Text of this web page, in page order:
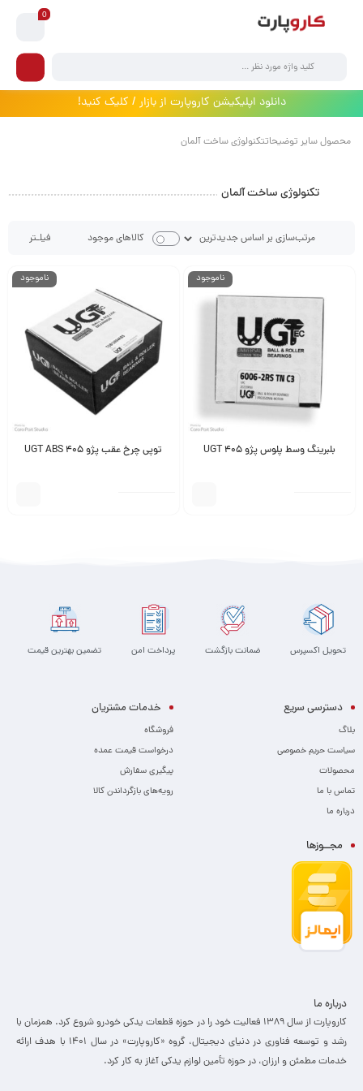
0
دانلود اپلیکیشن کاروپارت از بازار / کلیک کنید!
محصول سایر توضیحاتتکنولوژی ساخت آلمان
تکنولوژی ساخت آلمان
فیلـتر کالاهای موجود
ناموجود
بلبرینگ وسط پلوس پژو 405 UGT
ناموجود
توپی چرخ عقب پژو 405 UGT ABS
تحویل اکسپرس ضمانت بازگشت پرداخت امن تضمین بهترین قیمت
دسترسی سریع
بلاگ
سیاست حریم خصوصی
محصولات
تماس با ما
درباره ما
خدمات مشتریان
فروشگاه
درخواست قیمت عمده
پیگیری سفارش
رویه‌های بازگرداندن کالا
مجــوزها
درباره ما
کاروپارت از سال ۱۳۸۹ فعالیت خود را در حوزه قطعات یدکی خودرو شروع کرد. همزمان با
رشد و توسعه فناوری در دنیای دیجیتال، گروه «کاروپارت» در سال ۱۴۰۱ با هدف ارائه
خدمات مطمئن و ارزان، ­در حوزه تأمین لوازم یدکی آغاز به کار کرد.